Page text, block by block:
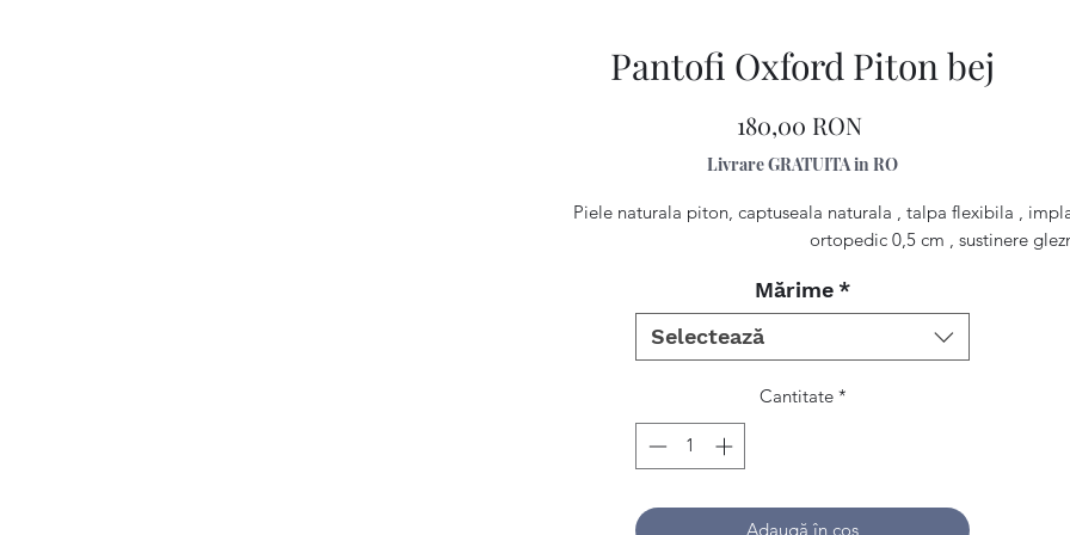
Pantofi Oxford Piton bej
180,00 RONPreț
Livrare GRATUITA in RO
Piele naturala piton, captuseala naturala , talpa flexibila ,
ortopedic 0,5 cm , sustinere
Mărime *
Selectează
Cantitate *
Adaugă în coș